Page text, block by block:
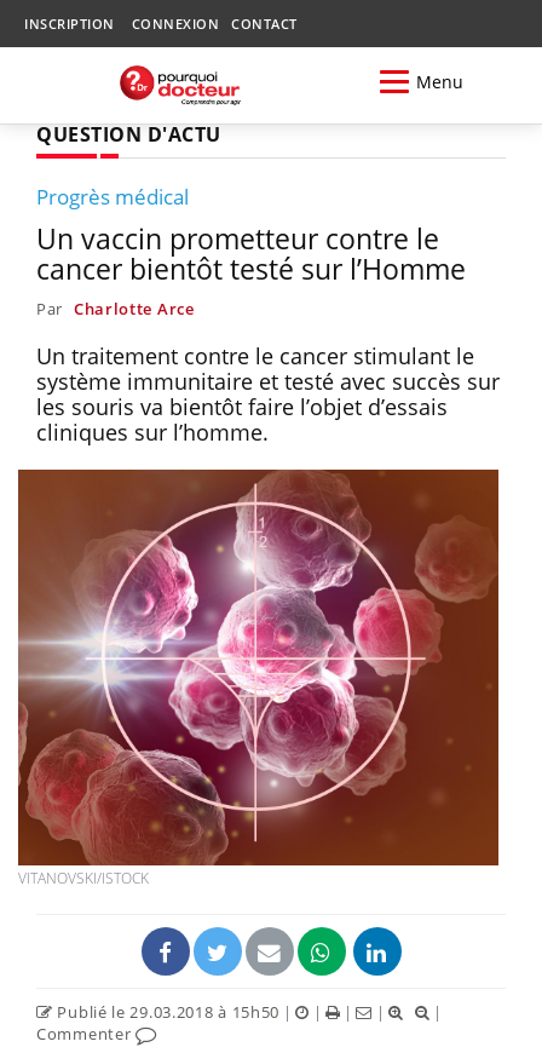
INSCRIPTION CONNEXION CONTACT
Menu
QUESTION D'ACTU
Progrès médical
Un vaccin prometteur contre le
cancer bientôt testé sur l’Homme
Par Charlotte Arce
Un traitement contre le cancer stimulant le
système immunitaire et testé avec succès sur
les souris va bientôt faire l’objet d’essais
cliniques sur l’homme.
VITANOVSKI/ISTOCK
Publié le 29.03.2018 à 15h50 | | | |
|
Commenter